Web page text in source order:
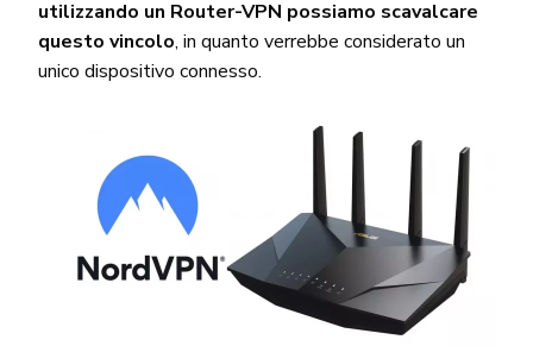
utilizzando un Router-VPN possiamo scavalcare
questo vincolo, in quanto verrebbe considerato un
unico dispositivo connesso.